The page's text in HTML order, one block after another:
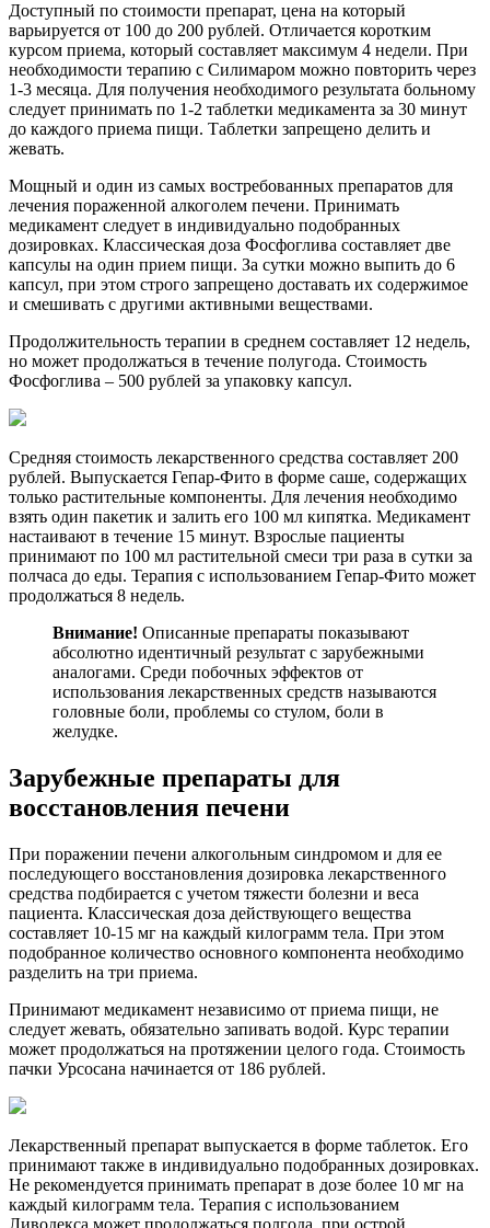
Доступный по стоимости препарат, цена на который
варьируется от 100 до 200 рублей. Отличается коротким
курсом приема, который составляет максимум 4 недели. При
необходимости терапию с Силимаром можно повторить через
1-3 месяца. Для получения необходимого результата больному
следует принимать по 1-2 таблетки медикамента за 30 минут
до каждого приема пищи. Таблетки запрещено делить и
жевать.
Мощный и один из самых востребованных препаратов для
лечения пораженной алкоголем печени. Принимать
медикамент следует в индивидуально подобранных
дозировках. Классическая доза Фосфоглива составляет две
капсулы на один прием пищи. За сутки можно выпить до 6
капсул, при этом строго запрещено доставать их содержимое
и смешивать с другими активными веществами.
Продолжительность терапии в среднем составляет 12 недель,
но может продолжаться в течение полугода. Стоимость
Фосфоглива – 500 рублей за упаковку капсул.
Средняя стоимость лекарственного средства составляет 200
рублей. Выпускается Гепар-Фито в форме саше, содержащих
только растительные компоненты. Для лечения необходимо
взять один пакетик и залить его 100 мл кипятка. Медикамент
настаивают в течение 15 минут. Взрослые пациенты
принимают по 100 мл растительной смеси три раза в сутки за
полчаса до еды. Терапия с использованием Гепар-Фито может
продолжаться 8 недель.
Внимание! Описанные препараты показывают
абсолютно идентичный результат с зарубежными
аналогами. Среди побочных эффектов от
использования лекарственных средств называются
головные боли, проблемы со стулом, боли в
желудке.
Зарубежные препараты для
восстановления печени
При поражении печени алкогольным синдромом и для ее
последующего восстановления дозировка лекарственного
средства подбирается с учетом тяжести болезни и веса
пациента. Классическая доза действующего вещества
составляет 10-15 мг на каждый килограмм тела. При этом
подобранное количество основного компонента необходимо
разделить на три приема.
Принимают медикамент независимо от приема пищи, не
следует жевать, обязательно запивать водой. Курс терапии
может продолжаться на протяжении целого года. Стоимость
пачки Урсосана начинается от 186 рублей.
Лекарственный препарат выпускается в форме таблеток. Его
принимают также в индивидуально подобранных дозировках.
Не рекомендуется принимать препарат в дозе более 10 мг на
каждый килограмм тела. Терапия с использованием
Ливодекса может продолжаться полгода, при острой